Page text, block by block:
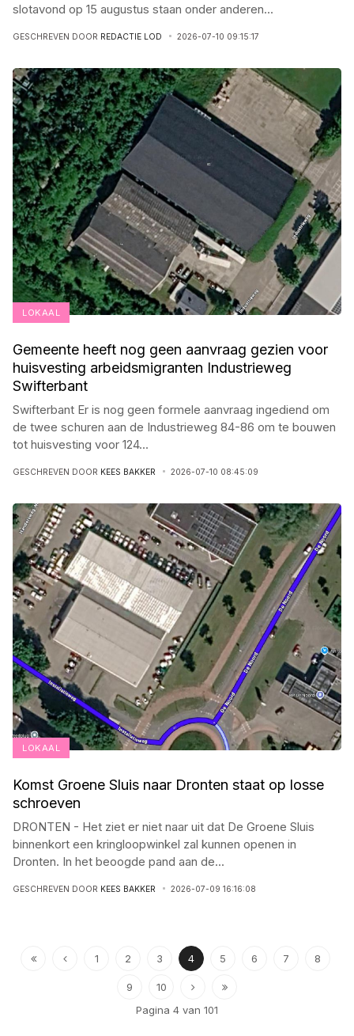
slotavond op 15 augustus staan onder anderen...
GESCHREVEN DOOR REDACTIE LOD 2026-07-10 09:15:17
LOKAAL
Gemeente heeft nog geen aanvraag gezien voor
huisvesting arbeidsmigranten Industrieweg
Swifterbant
Swifterbant Er is nog geen formele aanvraag ingediend om
de twee schuren aan de Industrieweg 84-86 om te bouwen
tot huisvesting voor 124...
GESCHREVEN DOOR KEES BAKKER 2026-07-10 08:45:09
LOKAAL
Komst Groene Sluis naar Dronten staat op losse
schroeven
DRONTEN - Het ziet er niet naar uit dat De Groene Sluis
binnenkort een kringloopwinkel zal kunnen openen in
Dronten. In het beoogde pand aan de...
GESCHREVEN DOOR KEES BAKKER 2026-07-09 16:16:08
1 2 3 4 5 6 7 8
9
10
Pagina 4 van 101